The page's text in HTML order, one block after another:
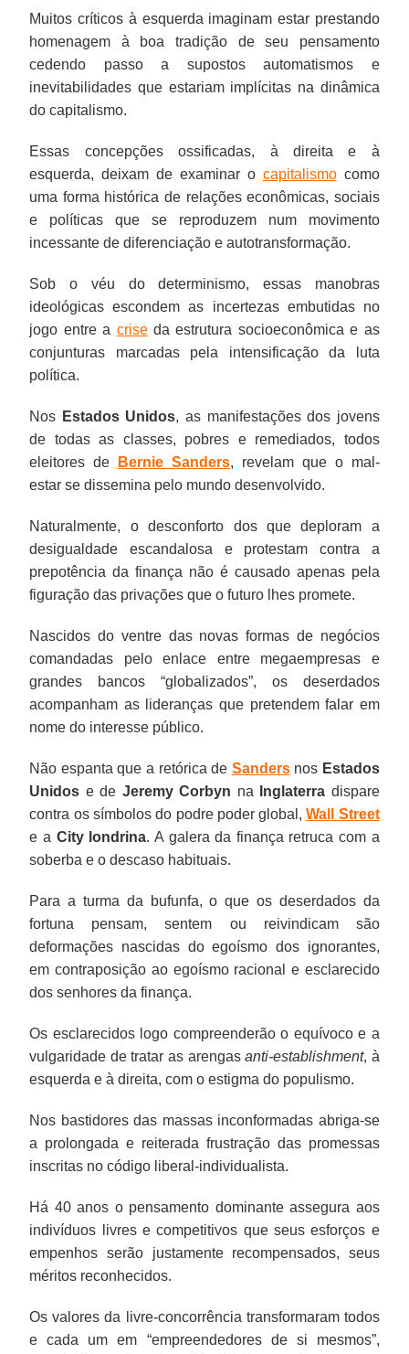
Muitos críticos à esquerda imaginam estar prestando
homenagem à boa tradição de seu pensamento
cedendo passo a supostos automatismos e
inevitabilidades que estariam implícitas na dinâmica
do capitalismo.
Essas concepções ossificadas, à direita e à
esquerda, deixam de examinar o capitalismocomo
uma forma histórica de relações econômicas, sociais
e políticas que se reproduzem num movimento
incessante de diferenciação e autotransformação.
Sob o véu do determinismo, essas manobras
ideológicas escondem as incertezas embutidas no
jogo entre a criseda estrutura socioeconômica e as
conjunturas marcadas pela intensificação da luta
política.
Nos Estados Unidos, as manifestações dos jovens
de todas as classes, pobres e remediados, todos
eleitores de
Bernie Sanders, revelam que o mal-
estar se dissemina pelo mundo desenvolvido.
Naturalmente, o desconforto dos que deploram a
desigualdade escandalosa e protestam contra a
prepotência da finança não é causado apenas pela
figuração das privações que o futuro lhes promete.
Nascidos do ventre das novas formas de negócios
comandadas pelo enlace entre megaempresas e
grandes bancos “globalizados”, os deserdados
acompanham as lideranças que pretendem falar em
nome do interesse público.
Não espanta que a retórica de Sandersnos Estados
Unidos e de Jeremy Corbyn na Inglaterra dispare
contra os símbolos do podre poder global,Wall Street
e a City londrina. A galera da finança retruca com a
soberba e o descaso habituais.
Para a turma da bufunfa, o que os deserdados da
fortuna pensam, sentem ou reivindicam são
deformações nascidas do egoísmo dos ignorantes,
em contraposição ao egoísmo racional e esclarecido
dos senhores da finança.
Os esclarecidos logo compreenderão o equívoco e a
vulgaridade de tratar as arengasanti-establishment, à
esquerda e à direita, com o estigma do populismo.
Nos bastidores das massas inconformadas abriga-se
a prolongada e reiterada frustração das promessas
inscritas no código liberal-individualista.
Há 40 anos o pensamento dominante assegura aos
indivíduos livres e competitivos que seus esforços e
empenhos serão justamente recompensados, seus
méritos reconhecidos.
Os valores da livre-concorrência transformaram todos
e cada um em “empreendedores de si mesmos”,